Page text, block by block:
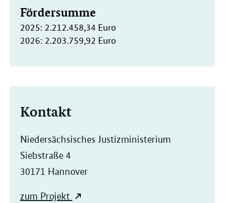
Fördersumme
2025: 2.212.458,34 Euro
2026: 2.203.759,92 Euro
Kontakt
Niedersächsisches Justizministerium
Siebstraße 4
30171 Hannover
zum Projekt